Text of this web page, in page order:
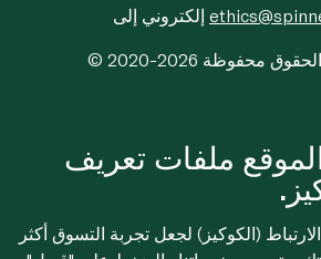
كل الحقوق محفوظة
ملفات تعريف
(الكوكيز) لجعل تجربة التسوق أكثر